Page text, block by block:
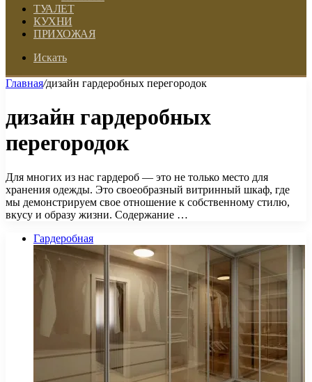
ТУАЛЕТ
КУХНИ
ПРИХОЖАЯ
Искать
Главная/дизайн гардеробных перегородок
дизайн гардеробных
перегородок
Для многих из нас гардероб — это не только место для
хранения одежды. Это своеобразный витринный шкаф, где
мы демонстрируем свое отношение к собственному стилю,
вкусу и образу жизни. Содержание …
Гардеробная